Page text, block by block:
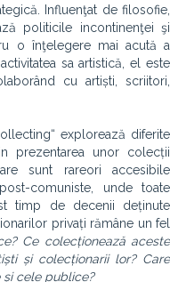
Influenţat de filosofie,
politicile incontinenţei şi
o înţelegere mai acută a
sa artistică, el este
cu artiști, scriitori,
explorează diferite
prezentarea unor colecții
sunt rareori accesibile
comuniste, unde toate
timp de decenii deținute
privați rămâne un fel
Ce colecționează aceste
și colecționarii lor? Care
cele publice?